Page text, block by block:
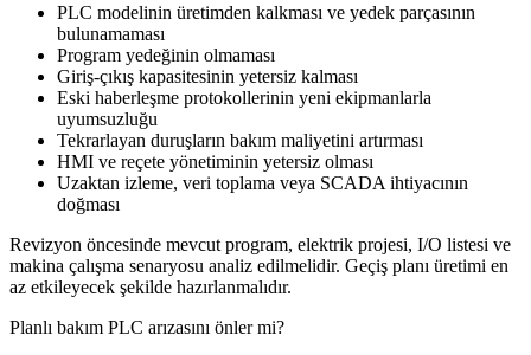
PLC modelinin üretimden kalkması ve yedek parçasının
bulunamaması
Program yedeğinin olmaması
Giriş-çıkış kapasitesinin yetersiz kalması
Eski haberleşme protokollerinin yeni ekipmanlarla
uyumsuzluğu
Tekrarlayan duruşların bakım maliyetini artırması
HMI ve reçete yönetiminin yetersiz olması
Uzaktan izleme, veri toplama veya SCADA ihtiyacının
doğması
Revizyon öncesinde mevcut program, elektrik projesi, I/O listesi ve
makina çalışma senaryosu analiz edilmelidir. Geçiş planı üretimi en
az etkileyecek şekilde hazırlanmalıdır.
Planlı bakım PLC arızasını önler mi?